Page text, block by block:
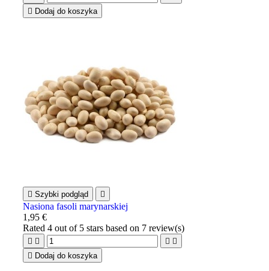
 Dodaj do koszyka
 Szybki podgląd 
Nasiona fasoli marynarskiej
1,95 €
Rated4 out of 5 stars based on 7 review(s)
   
 Dodaj do koszyka